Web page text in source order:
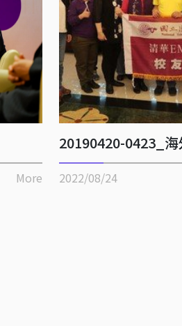
More
20190420-0423_
2022/08/24